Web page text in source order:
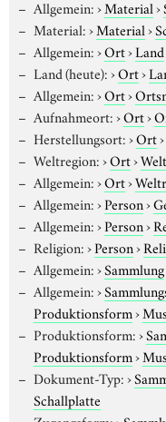
Allgemein:›Material›
Material:›Material›
Allgemein:›Ort›Land
Land (heute):›Ort›
Allgemein:›Ort›
Aufnahmeort:›Ort›
Herstellungsort:›Ort›
Weltregion:›Ort›
Allgemein:›Ort›
Allgemein:›Person›
Allgemein:›Person›
Religion:›Person›
Allgemein:›Sammlung
Allgemein:›
Produktionsform›
Produktionsform:›
Produktionsform›
Dokument-Typ:›
Schallplatte